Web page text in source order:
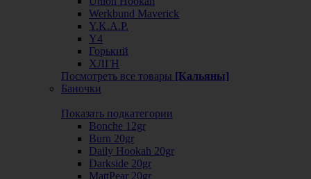
Werkbund Maverick
Y.K.A.P.
Y4
Горький
ХЛГН
Посмотреть все товары [Кальяны]
Баночки
Показать подкатегории
Bonche 12gr
Burn 20gr
Daily Hookah 20gr
Darkside 20gr
MattPear 20gr